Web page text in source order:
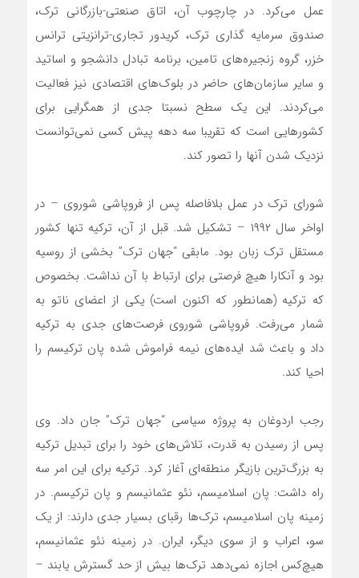
عمل می‌کرد. در چارچوب آن، اتاق صنعتی-بازرگانی ترک،
صندوق سرمایه گذاری ترک، کریدور تجاری-ترانزیتی ترانس
خزر، گروه زنجیره‌های تامین، برنامه تبادل دانشجو و اساتید
و سایر سازمان‌های حاضر در بلوک‌های اقتصادی نیز فعالیت
می‌‌کردند. این یک سطح نسبتا جدی از همگرایی برای
کشورهایی است که تقریبا سه دهه پیش کسی نمی‌توانست
نزدیک شدن آنها را تصور کند.
شورای ترک در عمل بلافاصله پس از فروپاشی شوروی – در
اواخر سال ۱۹۹۲ – تشکیل شد. قبل از آن، ترکیه تنها کشور
مستقل ترک زبان بود. مابقی “جهان ترک” بخشی از روسیه
بود و آنکارا هیچ فرصتی برای ارتباط با آن نداشت. بخصوص
که ترکیه (همانطور که اکنون است) یکی از اعضای ناتو به
شمار می‌رفت. فروپاشی شوروی فرصت‌های جدی به ترکیه
داد و باعث شد ایده‌های نیمه فراموش شده پان ترکیسم را
احیا کند.
رجب اردوغان به پروژه سیاسی “جهان ترک” جان داد. وی
پس از رسیدن به قدرت، تلاش‌های خود را برای تبدیل ترکیه
به بزرگ‌ترین بازیگر منطقه‌ای آغاز کرد. ترکیه برای این امر سه
راه داشت: پان اسلامیسم، نئو عثمانیسم و پان ترکیسم. در
زمینه پان اسلامیسم، ترک‌ها رقبای بسیار جدی دارند: از یک
سو، اعراب و از سوی دیگر، ایران. در زمینه نئو عثمانیسم،
هیچ‌کس اجازه نمی‌دهد ترک‌ها بیش از حد گسترش یابند –